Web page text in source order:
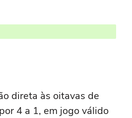
direta às oitavas de
por 4 a 1, em jogo válido